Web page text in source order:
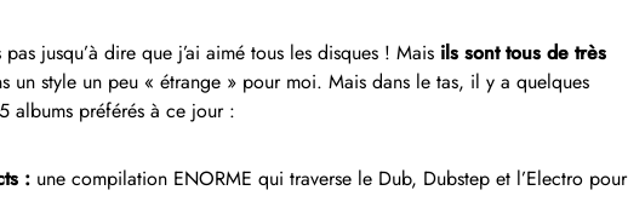
jusqu’à dire que j’ai aimé tous les disques ! Mais ils sont tous de très
un style un peu « étrange » pour moi. Mais dans le tas, il y a quelques
albums préférés à ce jour :
: une compilation ENORME qui traverse le Dub, Dubstep et l’Electro pour